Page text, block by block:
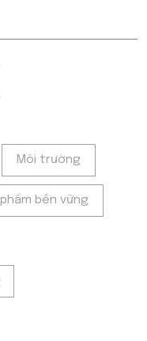
Môi trường
bền vững